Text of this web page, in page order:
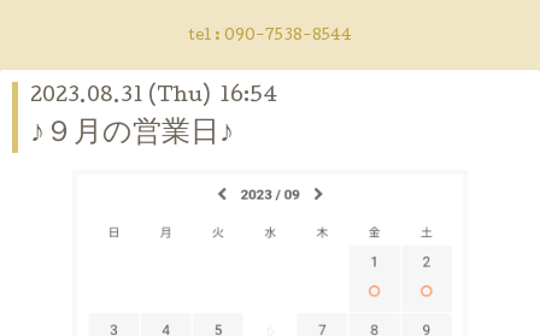
tel : 090-7538-8544
2023.08.31 (Thu) 16:54
♪９月の営業日♪